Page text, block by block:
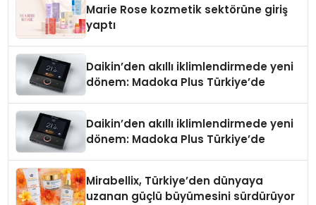
Marie Rose kozmetik sektörüne giriş
yaptı
Daikin’den akıllı iklimlendirmede yeni
dönem: Madoka Plus Türkiye’de
Daikin’den akıllı iklimlendirmede yeni
dönem: Madoka Plus Türkiye’de
Mirabellix, Türkiye’den dünyaya
uzanan güçlü büyümesini sürdürüyor